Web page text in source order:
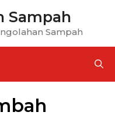
Sampah
Sampah